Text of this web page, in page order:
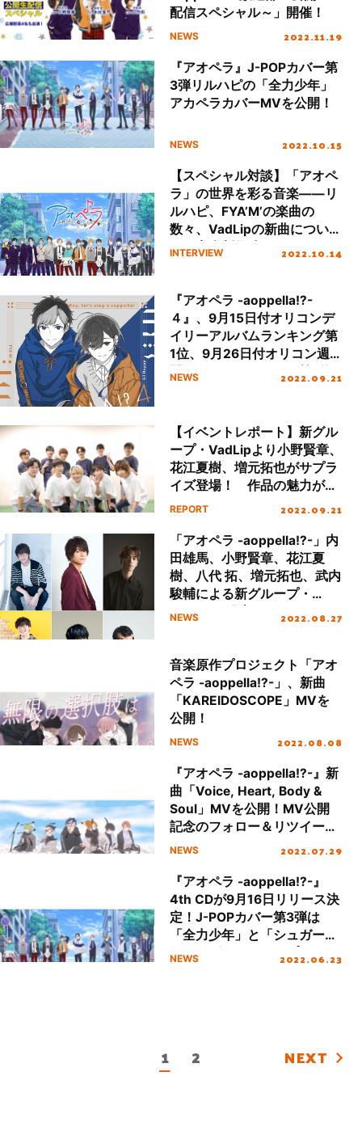
配信スペシャル～」開催！
NEWS 2022.11.19
『アオペラ』J-POPカバー第
3弾リルハピの「全力少年」
アカペラカバーMVを公開！
NEWS 2022.10.15
【スペシャル対談】「アオペ
ラ」の世界を彩る音楽――リ
ルハピ、FYA’M’の楽曲の
数々、VadLipの新曲につい
て、音楽制作陣・zakbeeと
INTERVIEW 2022.10.14
『アオペラ -aoppella!?-
４』、9月15日付オリコンデ
イリーアルバムランキング第
1位、9月26日付オリコン週
間アルバムランキング第7位
NEWS 2022.09.21
【イベントレポート】新グル
ープ・VadLipより小野賢章、
花江夏樹、増元拓也がサプラ
イズ登場！ 作品の魅力が詰
まった“アオペラ -aoppella!?
レポート
REPORT 2022.09.21
「アオペラ -aoppella!?-」内
田雄馬、小野賢章、花江夏
樹、八代 拓、増元拓也、武内
駿輔による新グループ・
VadLipを発表！J-POPカバー
NEWS 2022.08.27
音楽原作プロジェクト「アオ
ペラ -aoppella!?-」、新曲
「KAREIDOSCOPE」MVを
公開！
NEWS 2022.08.08
『アオペラ -aoppella!?-』新
曲「Voice, Heart, Body &
Soul」MVを公開！MV公開
記念のフォロー＆リツイート
キャンペーンもスタート！
NEWS 2022.07.29
『アオペラ -aoppella!?-』
4th CDが9月16日リリース決
定！J-POPカバー第3弾は
「全力少年」と「シュガーソ
ングとビターステップ」！
NEWS 2022.06.23
1 2 NEXT